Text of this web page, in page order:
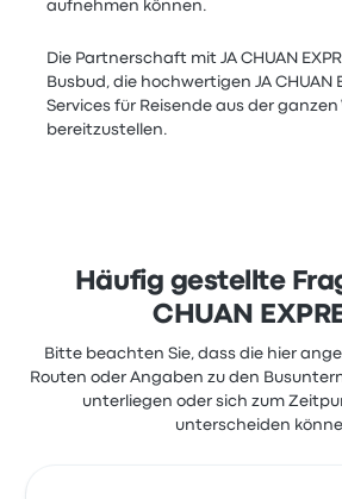
aufnehmen können.
Die Partnerschaft mit JA CHUAN
Busbud, die hochwertigen JA CHUAN
Services für Reisende aus der ganzen
bereitzustellen.
Häufig gestellte
CHUAN
Bitte beachten Sie, dass die hier
Routen oder Angaben zu den
unterliegen oder sich zum
unterscheiden